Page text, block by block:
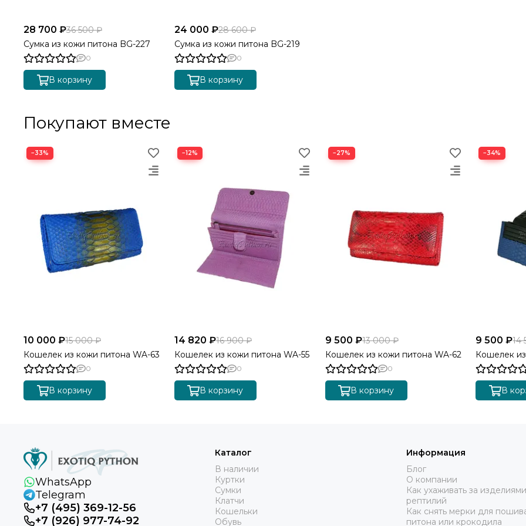
28 700 ₽36 500 ₽
Сумка из кожи питона BG-227
0
В корзину
24 000 ₽28 600 ₽
Сумка из кожи питона BG-219
0
В корзину
Покупают вместе
−33%
10 000 ₽15 000 ₽
Кошелек из кожи питона WA-63
0
В корзину
−12%
14 820 ₽16 900 ₽
Кошелек из кожи питона WA-55
0
В корзину
−27%
9 500 ₽13 000 ₽
Кошелек из кожи питона WA-62
0
В корзину
−34%
9 500 ₽14
Кошелек
В
WhatsApp
Telegram
+7 (495) 369-12-56
+7 (926) 977-74-92
Каталог
В наличии
Куртки
Сумки
Клатчи
Кошельки
Обувь
Информация
Блог
О компании
Как ухаживать за
рептилий
Как снять мерки для
питона или крокодила